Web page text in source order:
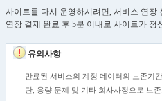
사이트를 다시 운영하시려면, 서비스 연장
연장 결제 완료 후 5분 이내로 사이트가 정
유의사항
- 만료된 서비스의 계정 데이터의 보존기
- 단, 용량 문제 및 기타 회사사정으로 보